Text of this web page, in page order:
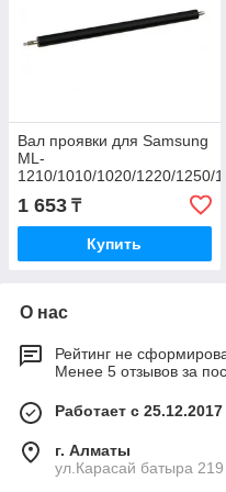
Вал проявки для Samsung
ML-
1210/1010/1020/1220/1250/
3110/3210/Lexmark E210
1 653 ₸
Купить
О нас
Рейтинг не
Менее 5 отзывов за
Работает с 25.12.2017
г. Алматы
ул.Карасай батыра